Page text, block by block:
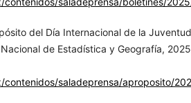
del Día Internacional de la
de Estadística y Geografía,
saladeprensa/aproposito/